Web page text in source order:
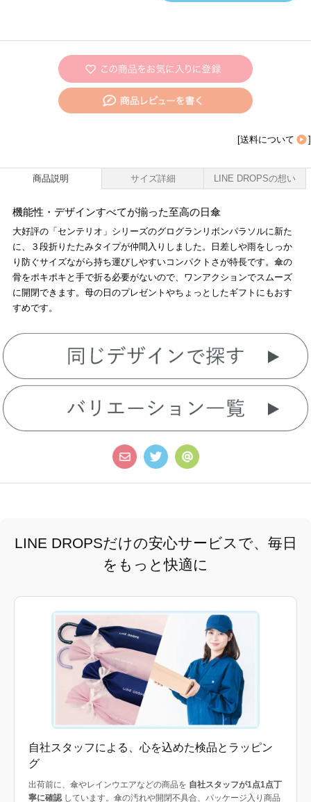
[送料について ]
商品説明 サイズ詳細 LINE DROPSの想い
機能性・デザインすべてが揃った至高の日傘
大好評の「センテリオ」シリーズのグログランリボンパラソルに新た
に、３段折りたたみタイプが仲間入りしました。日差しや雨をしっか
り防ぐサイズながら持ち運びしやすいコンパクトさが特長です。傘の
骨をポキポキと手で折る必要がないので、ワンアクションでスムーズ
に開閉できます。母の日のプレゼントやちょっとしたギフトにもおす
すめです。
LINE DROPSだけの安心サービスで、毎日
をもっと快適に
自社スタッフによる、心を込めた検品とラッピン
グ
出荷前に、傘やレインウエアなどの商品を 自社スタッフが1点1点丁
寧に確認 しています。傘の汚れや開閉不具合、パッケージ入り商品